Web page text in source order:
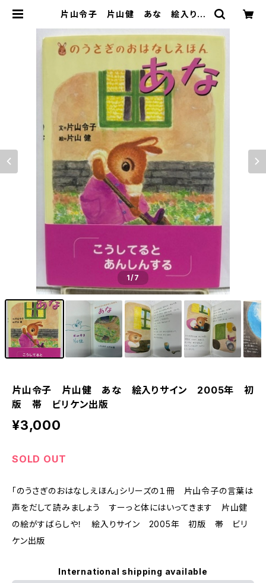
片山令子 片山健 あな 絵入りサ
出版 | トムズボックス
1/7
片山令子 片山健 あな 絵入りサイン 2005年 初
版 帯 ビリケン出版
¥3,000
SOLD OUT
「のうさぎのおはなしえほん」シリーズの１冊 片山令子の言葉は
声をだして読みましょう すーっと体にはいってきます 片山健
の絵がすばらしや！ 絵入りサイン 2005年 初版 帯 ビリ
ケン出版
International shipping available